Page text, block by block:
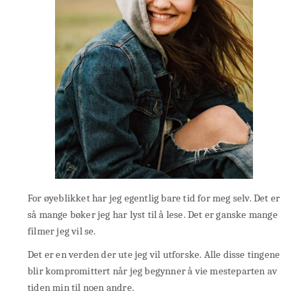
For øyeblikket har jeg egentlig bare tid for meg selv. Det er
så mange bøker jeg har lyst til å lese. Det er ganske mange
filmer jeg vil se.
Det er en verden der ute jeg vil utforske. Alle disse tingene
blir kompromittert når jeg begynner å vie mesteparten av
tiden min til noen andre.